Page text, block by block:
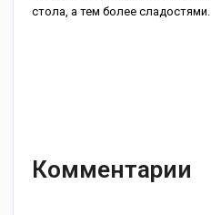
стола, а тем более сладостями.
Комментарии